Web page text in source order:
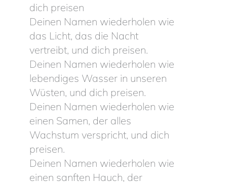
dich preisen
Deinen Namen wiederholen wie
das Licht, das die Nacht
vertreibt, und dich preisen.
Deinen Namen wiederholen wie
lebendiges Wasser in unseren
Wüsten, und dich preisen.
Deinen Namen wiederholen wie
einen Samen, der alles
Wachstum verspricht, und dich
preisen.
Deinen Namen wiederholen wie
einen sanften Hauch, der